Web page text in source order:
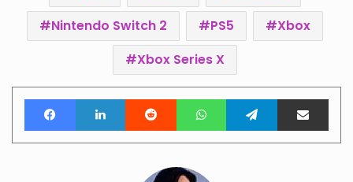
Nintendo Switch 2
PS5
Xbox
Xbox Series X
FacebookLinkedIn Reddit WhatsAppTelegramTeile per E-Mail